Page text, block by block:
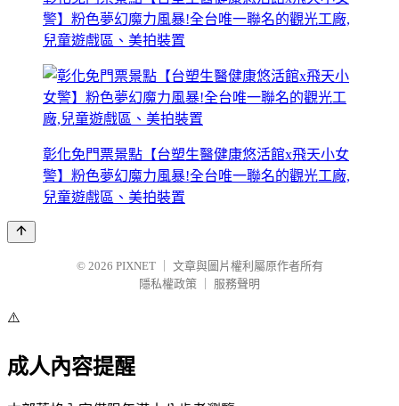
警】粉色夢幻魔力風暴!全台唯一聯名的觀光工廠,
兒童遊戲區、美拍裝置
彰化免門票景點【台塑生醫健康悠活館x飛天小女
警】粉色夢幻魔力風暴!全台唯一聯名的觀光工廠,
兒童遊戲區、美拍裝置
© 2026 PIXNET
文章與圖片權利屬原作者所有
隱私權政策
服務聲明
⚠️
成人內容提醒